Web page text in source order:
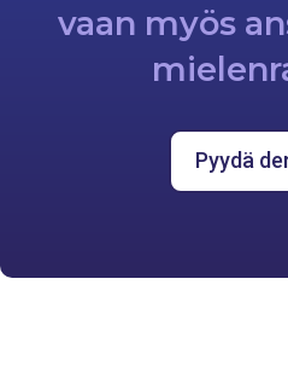
vaan myös
Pyydä